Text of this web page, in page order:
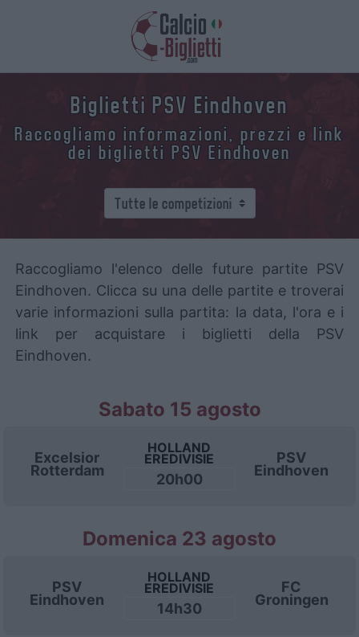
Biglietti PSV Eindhoven
Raccogliamo informazioni, prezzi e link
dei biglietti PSV Eindhoven
Raccogliamo l'elenco delle future partite PSV
Eindhoven. Clicca su una delle partite e troverai
varie informazioni sulla partita: la data, l'ora e i
link per acquistare i biglietti della PSV
Eindhoven.
Sabato 15 agosto
Excelsior
Rotterdam
HOLLAND
EREDIVISIE
20h00
PSV
Eindhoven
Domenica 23 agosto
PSV
Eindhoven
HOLLAND
EREDIVISIE
14h30
FC
Groningen